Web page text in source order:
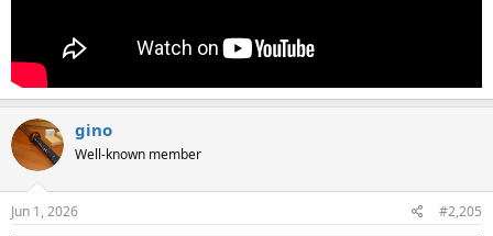
gino
Well-known member
Jun 1, 2026 #2,205